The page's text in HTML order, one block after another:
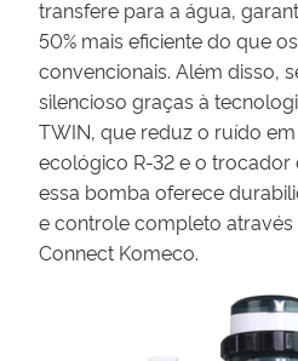
transfere para a água,
50% mais eficiente do que
convencionais. Além disso,
silencioso graças à
TWIN, que reduz o ruído
ecológico R-32 e o trocador
essa bomba oferece
e controle completo
Connect Komeco.